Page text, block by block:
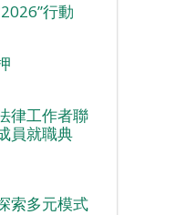
行動
律工作者聯
員就職典
索多元模式